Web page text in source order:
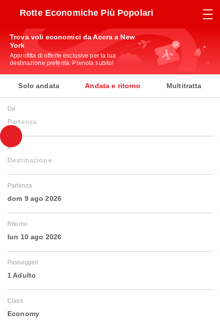
Rotte Economiche Più Popolari
Trova voli economici da Accra a New
York
Approfitta di offerte esclusive per la tua
destinazione preferita. Prenota subito!
Solo andata Andata e ritorno Multitratta
Da
Partenza
A
Destinazione
Partenza
dom 9 ago 2026
Ritorno
lun 10 ago 2026
Passeggeri
1 Adulto
Class
Economy